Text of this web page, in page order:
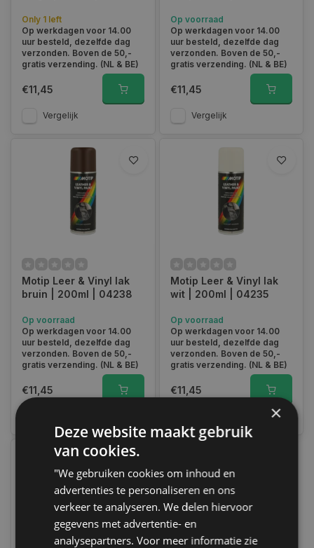
Only 1 left
Op werkdagen voor 14.00
uur besteld, dezelfde dag
verzonden. Boven de 50,-
gratis verzending. (NL & BE)
€11,45
Vergelijk
Op voorraad
Op werkdagen voor 14.00
uur besteld, dezelfde dag
verzonden. Boven de 50,-
gratis verzending. (NL & BE)
€11,45
Vergelijk
Motip Leer & Vinyl lak
bruin | 200ml | 04238
Op voorraad
Op werkdagen voor 14.00
uur besteld, dezelfde dag
verzonden. Boven de 50,-
gratis verzending. (NL & BE)
€11,45
Motip Leer & Vinyl lak
wit | 200ml | 04235
Op voorraad
Op werkdagen voor 14.00
uur besteld, dezelfde dag
verzonden. Boven de 50,-
gratis verzending. (NL & BE)
€11,45
×
Deze website maakt gebruik
van cookies.
"We gebruiken cookies om inhoud en
advertenties te personaliseren en ons
verkeer te analyseren. We delen hiervoor
gegevens met advertentie- en
analysepartners. Voor meer informatie zie